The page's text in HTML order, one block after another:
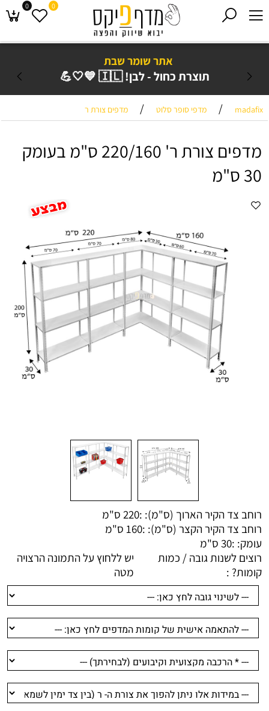
אתר שומר שבת
תוצרת כחול - לבן! 🇮🇱 💙🤍💪
0 0
madafix
/ מדפי סופר סלוט / מדפים צורת ר
מדפים צורת ר' 220/160 ס"מ בעומק
30 ס"מ
רוחב צד הקיר הארוך (ס"מ): :220 ס"מ
רוחב צד הקיר הקצר (ס"מ): :160 ס"מ
עומק: :30 ס"מ
רוצים לשנות גובה / כמות
קומות? :
יש ללחוץ על התמונה הרצויה
מטה